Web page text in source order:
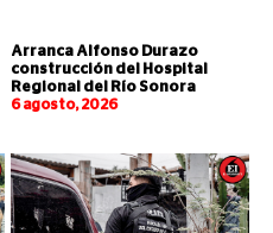
Arranca Alfonso Durazo
construcción del Hospital
Regional del Río Sonora
6 agosto, 2026